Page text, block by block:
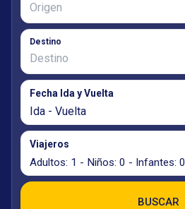
Destino
Fecha Ida y Vuelta
Ida - Vuelta
Viajeros
Adultos: 1 - Niños: 0 - Infantes: 0
BUSCAR